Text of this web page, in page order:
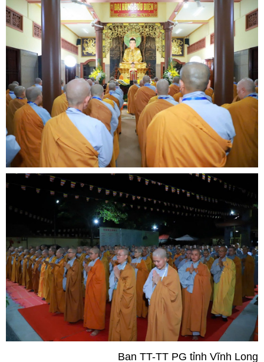
Ban TT-TT PG tỉnh Vĩnh Long